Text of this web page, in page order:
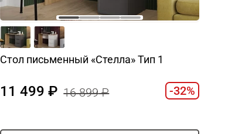
Стол письменный «Стелла» Тип 1
11 499 16 899 -32%